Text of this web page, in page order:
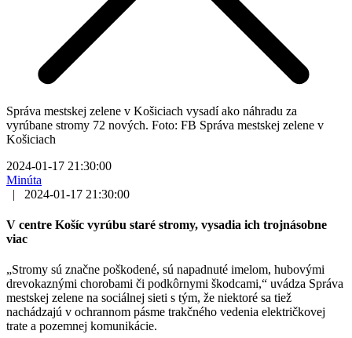
Správa mestskej zelene v Košiciach vysadí ako náhradu za
vyrúbane stromy 72 nových. Foto: FB Správa mestskej zelene v
Košiciach
2024-01-17 21:30:00
Minúta
|
2024-01-17 21:30:00
V centre Košíc vyrúbu staré stromy, vysadia ich trojnásobne
viac
„Stromy sú značne poškodené, sú napadnuté imelom, hubovými
drevokaznými chorobami či podkôrnymi škodcami,“ uvádza Správa
mestskej zelene na sociálnej sieti s tým, že niektoré sa tiež
nachádzajú v ochrannom pásme trakčného vedenia električkovej
trate a pozemnej komunikácie.